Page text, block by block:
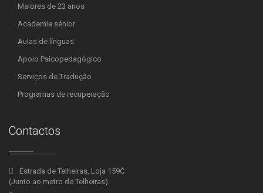
Maiores de 23 anos
Academia sénior
Aulas de línguas
Apoio Psicopedagógico
Serviços de Tradução
Programas de recuperação
Contactos
Estrada de Telheiras, Loja 159C
(Junto ao metro de Telheiras)